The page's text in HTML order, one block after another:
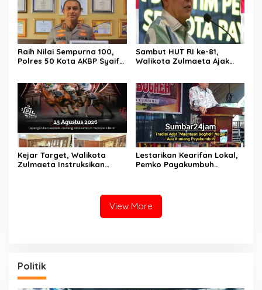
Raih Nilai Sempurna 100,
Polres 50 Kota AKBP Syaiful
Bukittinggi Awards 2026
Sambut HUT RI ke-81,
Walikota Zulmaeta Ajak
Sepanjang Agustus
Kejar Target, Walikota
Zulmaeta Instruksikan
Lestarikan Kearifan Lokal,
Pemko Payakumbuh
Kuniang
View More
Politik